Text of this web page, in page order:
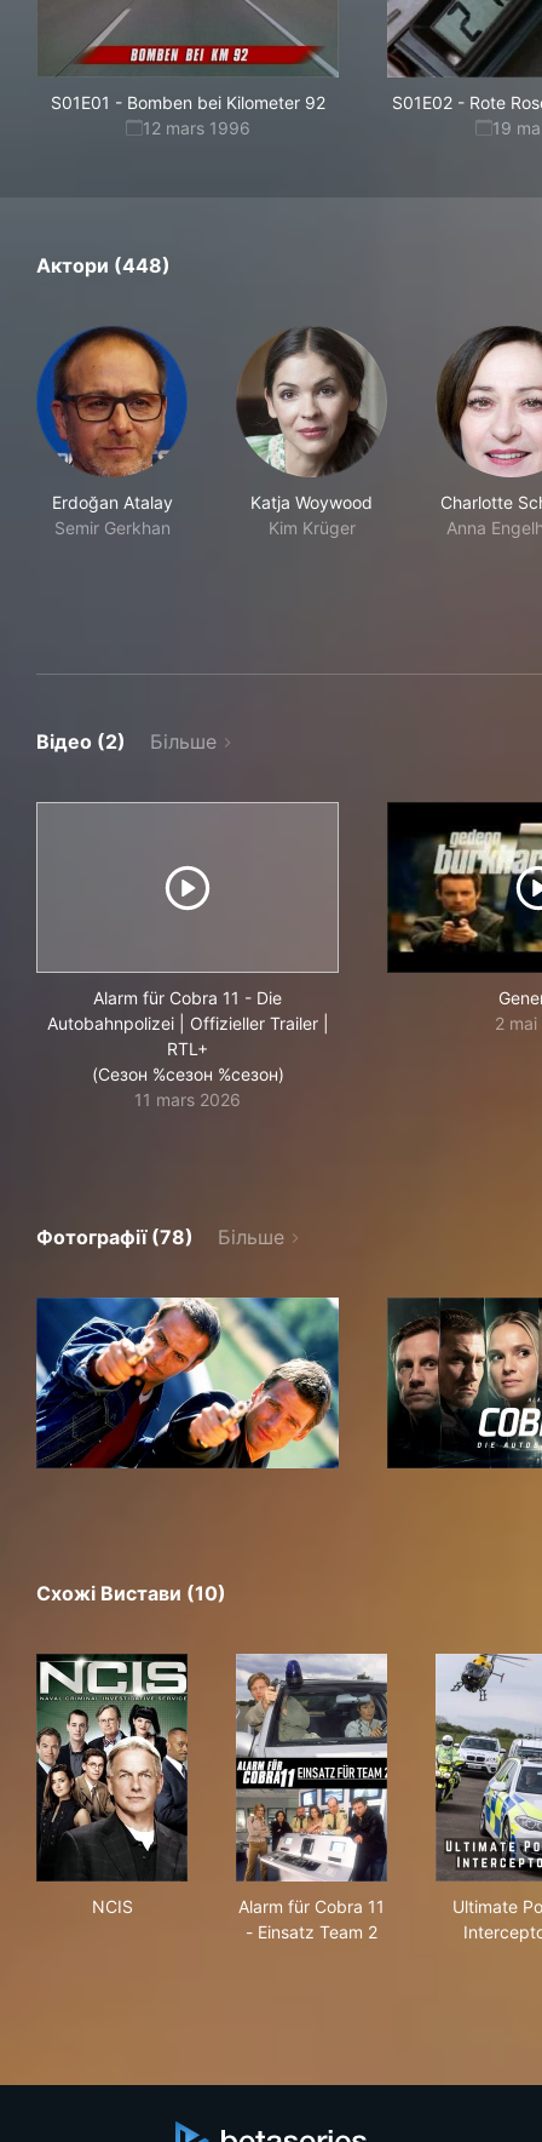
S01E01 - Bomben bei Kilometer 92
12 mars 1996
S01E02- Rote
19
Актори (448)
Erdoğan Atalay
Semir Gerkhan
Katja Woywood
Kim Krüger
Charlotte
Anna
Відео (2) Більше
Alarm für Cobra 11 - Die
Autobahnpolizei | Offizieller Trailer |
RTL+
(Сезон %сезон %сезон)
11 mars 2026
2
Фотографії (78) Більше
Схожі Вистави (10)
NCIS
Alarm für Cobra 11
- Einsatz Team 2
Ultimate